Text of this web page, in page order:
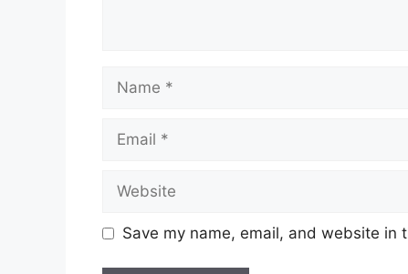
Save my name, email, and website